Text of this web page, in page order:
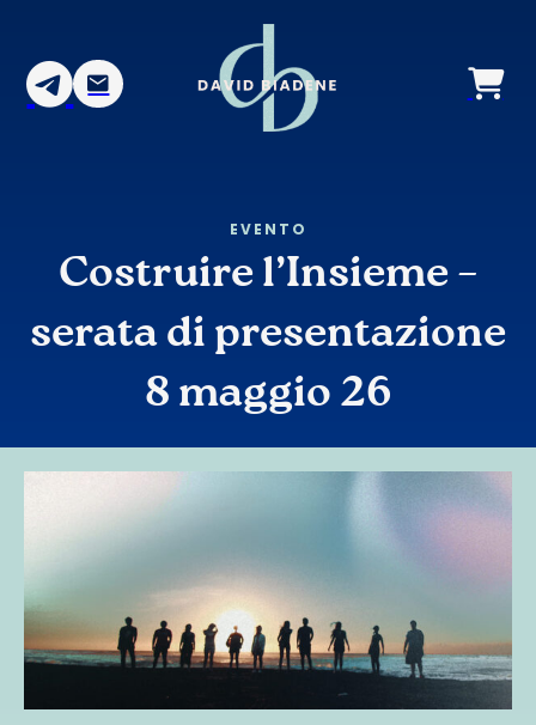
EVENTO
Costruire l’Insieme –
serata di presentazione
8 maggio 26